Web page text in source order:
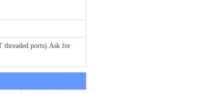
threaded ports).Ask for